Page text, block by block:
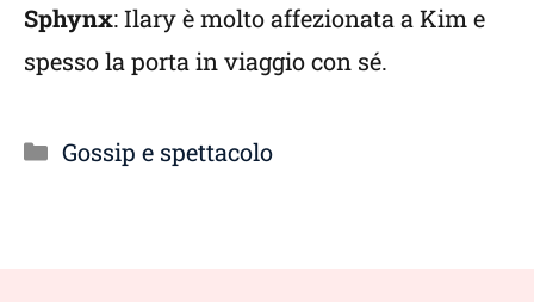
Sphynx: Ilary è molto affezionata a Kim e
spesso la porta in viaggio con sé.
Categorie
Gossip e spettacolo